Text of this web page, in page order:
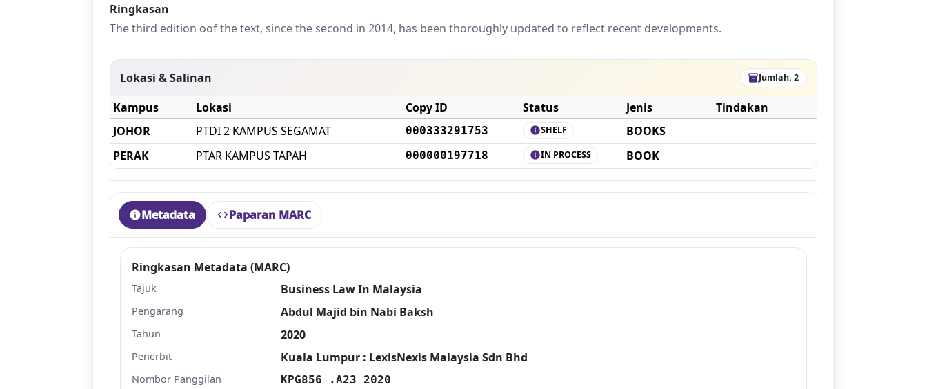
Ringkasan
The third edition oof the text, since the second in 2014, has been thoroughly updated to reflect recent developments.
Lokasi & Salinan inventory_2Jumlah: 2
Kampus Lokasi Copy ID Status Jenis
Tindakan
JOHOR
PTDI 2 KAMPUS SEGAMAT 000333291753 infoSHELF
BOOKS
PERAK
PTAR KAMPUS TAPAH 000000197718 infoIN PROCESS BOOK
Ringkasan Metadata (MARC)
Tajuk Business Law In Malaysia
Pengarang Abdul Majid bin Nabi Baksh
Tahun 2020
Penerbit Kuala Lumpur : LexisNexis Malaysia Sdn Bhd
Nombor Panggilan
KPG856 .A23 2020
infoMetadata codePaparan MARC